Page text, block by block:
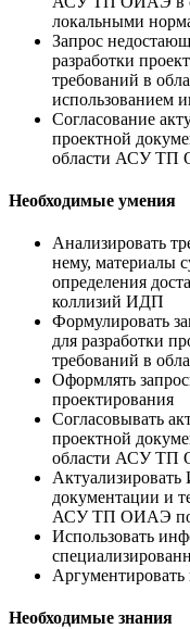
локальными
Запрос
разработки
требований в
использованием
Согласование
проектной
области АСУ
Необходимые умения
Анализировать
нему, материалы
определения
коллизий ИДП
Формулировать
для разработки
требований в
Оформлять
проектирования
Согласовывать
проектной
области АСУ
документации и
АСУ ТП ОИАЭ
Использовать
Необходимые знания